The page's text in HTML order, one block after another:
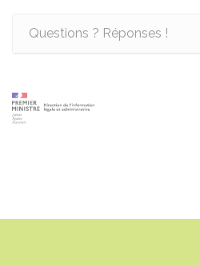
Questions ? Réponses !